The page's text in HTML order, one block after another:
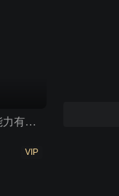
《摸心第六感》超能力有副作用 非影视
VIP